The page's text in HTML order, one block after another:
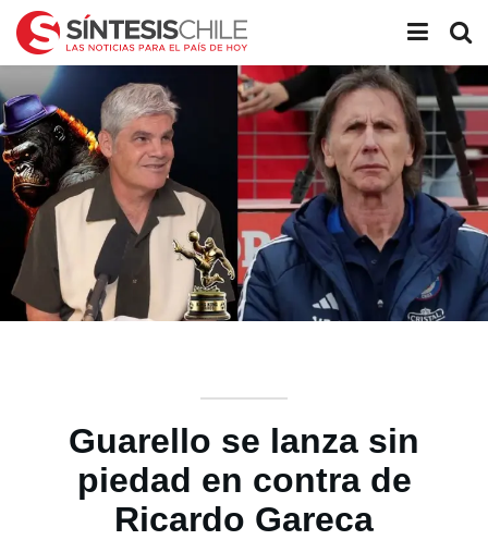
Guarello se lanza sin
piedad en contra de
Ricardo Gareca